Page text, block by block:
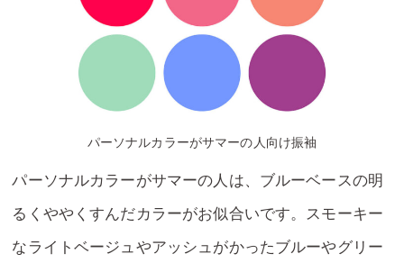
パーソナルカラーがサマーの人向け振袖
パーソナルカラーがサマーの人は、ブルーベースの明
るくややくすんだカラーがお似合いです。スモーキー
なライトベージュやアッシュがかったブルーやグリー